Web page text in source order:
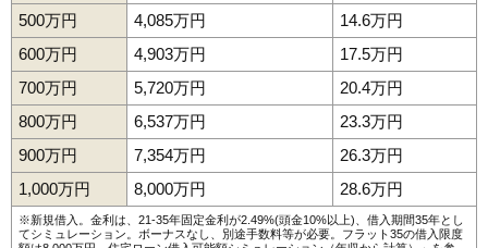
500万円
4,085万円
14.6万円
600万円
4,903万円
17.5万円
700万円
5,720万円
20.4万円
800万円
6,537万円
23.3万円
900万円
7,354万円
26.3万円
1,000万円
8,000万円 28.6万円
※新規借入。金利は、21-35年固定金利が2.49%(頭金10%以上)、借入期間35年とし
てシミュレーション。ボーナスなし、別途手数料等が必要。フラット35の借入限度